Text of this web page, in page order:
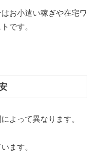
お小遣い稼ぎや在宅ワ
です。
よって異なります。
ます。